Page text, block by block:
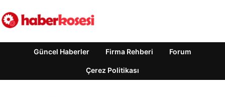
Güncel Haberler Firma Rehberi Forum
Çerez Politikası